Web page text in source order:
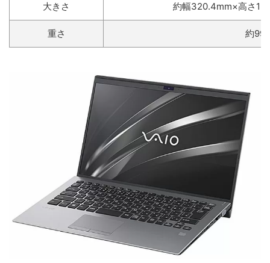
大きさ 約幅320.4mm×高さ
重さ 約